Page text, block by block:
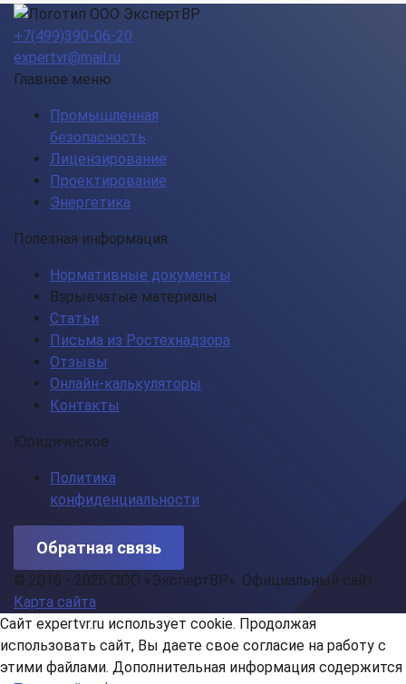
+7(499)390-06-20
expertvr@mail.ru
Главное меню
Промышленная
безопасность
Лицензирование
Проектирование
Энергетика
Полезная информация
Нормативные документы
Взрывчатые материалы
Статьи
Письма из Ростехнадзора
Отзывы
Онлайн-калькуляторы
Контакты
Юридическое
Политика
конфиденциальности
Обратная связь
© 2016 - 2026 ООО «ЭкспертВР». Официальный сайт.
Карта сайта
Сайт expertvr.ru использует cookie. Продолжая
использовать сайт, Вы даете свое согласие на работу с
этими файлами. Дополнительная информация содержится